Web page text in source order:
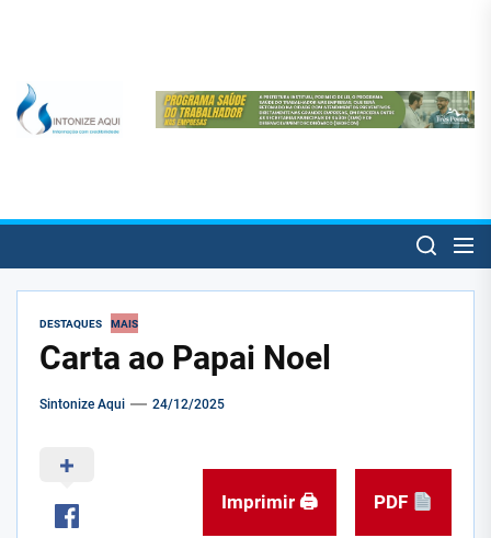
content
SintonizeAqui
DESTAQUES MAIS
Carta ao Papai Noel
Sintonize Aqui 24/12/2025
Imprimir 🖨 PDF